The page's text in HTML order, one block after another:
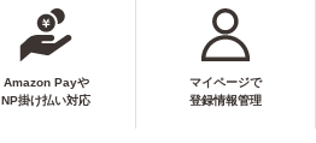
Amazon Payや
NP掛け払い対応
マイページで
登録情報管理